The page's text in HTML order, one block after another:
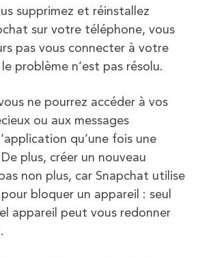
supprimez et réinstallez
sur votre téléphone, vous
pas vous connecter à votre
problème n’est pas résolu.
ne pourrez accéder à vos
ou aux messages
qu’une fois une
plus, créer un nouveau
non plus, car Snapchat utilise
bloquer un appareil : seul
appareil peut vous redonner